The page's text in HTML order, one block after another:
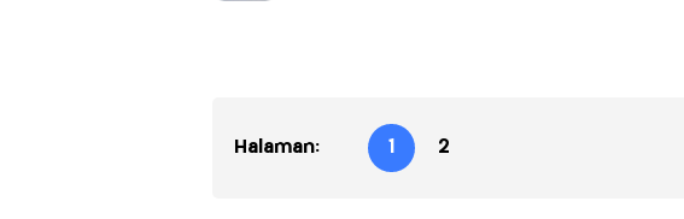
Halaman: 1 2